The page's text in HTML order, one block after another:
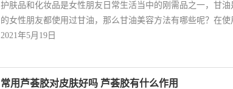
护肤品和化妆品是女性朋友日常生活当中的刚需品之一，甘
的女性朋友都使用过甘油，那么甘油美容方法有哪些呢？在
2021年5月19日
常用芦荟胶对皮肤好吗 芦荟胶有什么作用